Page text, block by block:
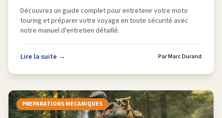
2026
Découvrez un guide complet pour entretenir votre moto
touring et préparer votre voyage en toute sécurité avec
notre manuel d'entretien détaillé.
Lire la suite → ParMarc Durand
PREPARATIONS MECANIQUES